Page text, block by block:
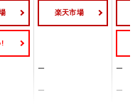
楽天市場
ー ー
ー ー